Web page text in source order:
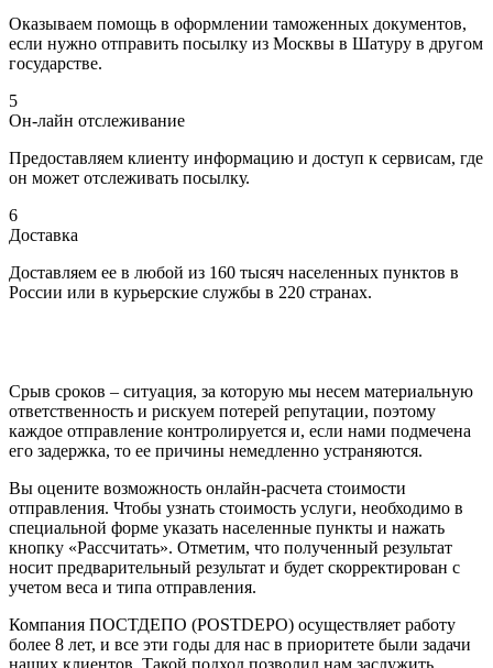
Оказываем помощь в оформлении таможенных документов,
если нужно отправить посылку из Москвы в Шатуру в другом
государстве.
5
Он-лайн отслеживание
Предоставляем клиенту информацию и доступ к сервисам, где
он может отслеживать посылку.
6
Доставка
Доставляем ее в любой из 160 тысяч населенных пунктов в
России или в курьерские службы в 220 странах.
Срыв сроков – ситуация, за которую мы несем материальную
ответственность и рискуем потерей репутации, поэтому
каждое отправление контролируется и, если нами подмечена
его задержка, то ее причины немедленно устраняются.
Вы оцените возможность онлайн-расчета стоимости
отправления. Чтобы узнать стоимость услуги, необходимо в
специальной форме указать населенные пункты и нажать
кнопку «Рассчитать». Отметим, что полученный результат
носит предварительный результат и будет скорректирован с
учетом веса и типа отправления.
Компания ПОСТДЕПО (POSTDEPO) осуществляет работу
более 8 лет, и все эти годы для нас в приоритете были задачи
наших клиентов. Такой подход позволил нам заслужить